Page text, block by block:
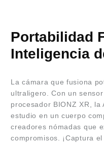
Portabilidad
Inteligencia
La cámara que fusiona
ultraligero. Con un
procesador BIONZ XR,
estudio en un cuerpo
creadores nómadas que
compromisos. ¡Captura